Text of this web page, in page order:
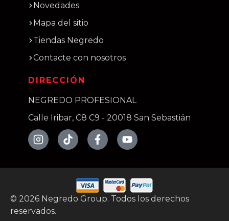
Novedades
Mapa del sitio
Tiendas Negredo
Contacte con nosotros
DIRECCIÓN
NEGREDO PROFESIONAL
Calle Iribar, C8 C9 - 20018 San Sebastián
© 2026 Negredo Group. Todos los derechos
reservados.